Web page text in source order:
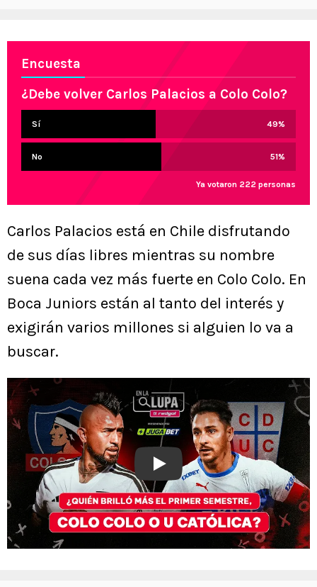
Encuesta
¿Debe volver Carlos Palacios a Colo Colo?
Sí 49%
No 51%
Ya votaron 222 personas
Carlos Palacios está en Chile disfrutando
de sus días libres mientras su nombre
suena cada vez más fuerte en Colo Colo. En
Boca Juniors están al tanto del interés y
exigirán varios millones si alguien lo va a
buscar.
Play